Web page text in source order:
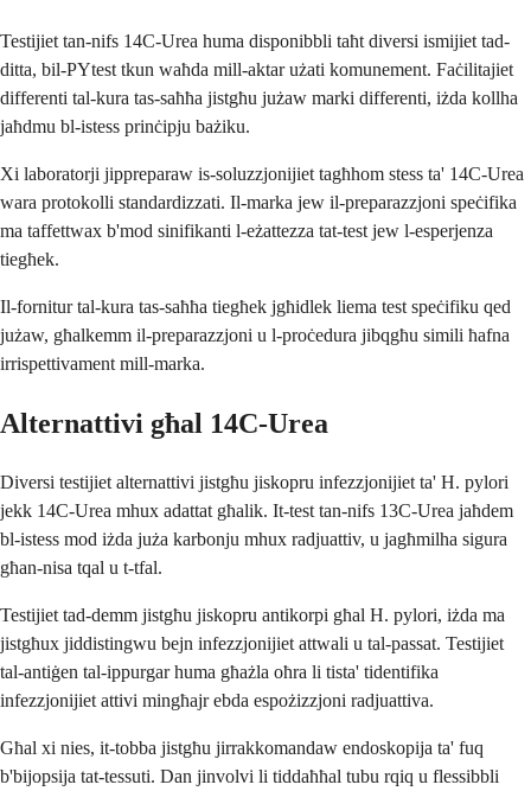
Testijiet tan-nifs 14C-Urea huma disponibbli taħt diversi ismijiet tad-
ditta, bil-PYtest tkun waħda mill-aktar użati komunement. Faċilitajiet
differenti tal-kura tas-saħħa jistgħu jużaw marki differenti, iżda kollha
jaħdmu bl-istess prinċipju bażiku.
Xi laboratorji jippreparaw is-soluzzjonijiet tagħhom stess ta' 14C-Urea
wara protokolli standardizzati. Il-marka jew il-preparazzjoni speċifika
ma taffettwax b'mod sinifikanti l-eżattezza tat-test jew l-esperjenza
tiegħek.
Il-fornitur tal-kura tas-saħħa tiegħek jgħidlek liema test speċifiku qed
jużaw, għalkemm il-preparazzjoni u l-proċedura jibqgħu simili ħafna
irrispettivament mill-marka.
Alternattivi għal 14C-Urea
Diversi testijiet alternattivi jistgħu jiskopru infezzjonijiet ta' H. pylori
jekk 14C-Urea mhux adattat għalik. It-test tan-nifs 13C-Urea jaħdem
bl-istess mod iżda juża karbonju mhux radjuattiv, u jagħmilha sigura
għan-nisa tqal u t-tfal.
Testijiet tad-demm jistgħu jiskopru antikorpi għal H. pylori, iżda ma
jistgħux jiddistingwu bejn infezzjonijiet attwali u tal-passat. Testijiet
tal-antiġen tal-ippurgar huma għażla oħra li tista' tidentifika
infezzjonijiet attivi mingħajr ebda espożizzjoni radjuattiva.
Għal xi nies, it-tobba jistgħu jirrakkomandaw endoskopija ta' fuq
b'bijopsija tat-tessuti. Dan jinvolvi li tiddaħħal tubu rqiq u flessibbli